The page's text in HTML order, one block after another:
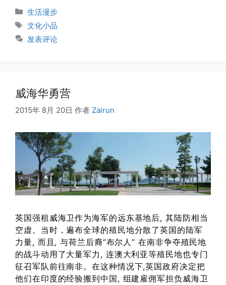
分
类
生活漫步
标
签
文化小品
发表评论
威海华勇营
2015年 8月 20日 作者 Zairun
英国强租威海卫作为海军的远东基地后, 其陆防相当
空虚。当时，遍布全球的殖民地分散了英国的陆军
力量, 而且, 与荷兰后裔“布尔人” 在南非争夺殖民地
的战斗动用了大量军力, 连澳大利亚等殖民地也专门
征召军队前往南非。在这种情况下,英国政府决定把
他们在印度的经验搬到中国, 组建雇佣军担负威海卫